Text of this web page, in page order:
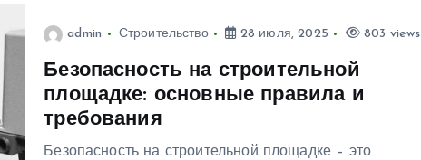
admin Строительство 28 июля, 2025 803 views
Безопасность на строительной
площадке: основные правила и
требования
Безопасность на строительной площадке – это